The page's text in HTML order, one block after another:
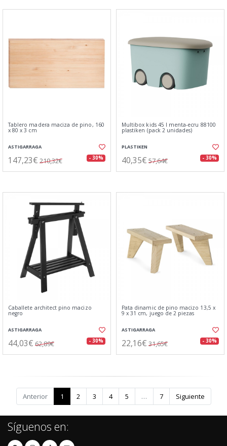
Tablero madera maciza de pino, 160
x 80 x 3 cm
ASTIGARRAGA
147,23€ 210,32€ - 30%
Multibox kids 45 l menta-ecru 88100
plastiken (pack 2 unidades)
PLASTIKEN
40,35€ 57,64€ - 30%
Caballete architect pino macizo
negro
ASTIGARRAGA
44,03€ 62,89€ - 30%
Pata dinamic de pino macizo 13,5 x
9 x 31 cm, juego de 2 piezas
ASTIGARRAGA
22,16€ 31,65€ - 30%
Anterior 1 2 3 4 5 … 7 Siguiente
Síguenos en: